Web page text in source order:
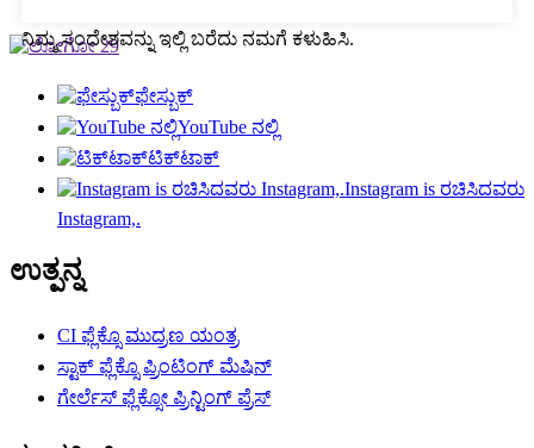
ನಿಮ್ಮ ಸಂದೇಶವನ್ನು ಇಲ್ಲಿ ಬರೆದು ನಮಗೆ ಕಳುಹಿಸಿ.
ಫೇಸ್ಬುಕ್
YouTube ನಲ್ಲಿ
ಟಿಕ್‌ಟಾಕ್
Instagram is ರಚಿಸಿದವರು
Instagram,.
ಉತ್ಪನ್ನ
CI ಫ್ಲೆಕ್ಸೊ ಮುದ್ರಣ ಯಂತ್ರ
ಸ್ಟಾಕ್ ಫ್ಲೆಕ್ಸೊ ಪ್ರಿಂಟಿಂಗ್ ಮೆಷಿನ್
ಗೇರ್ಲೆಸ್ ಫ್ಲೆಕ್ಸೋ ಪ್ರಿನ್ಟಿಂಗ್ ಪ್ರೆಸ್